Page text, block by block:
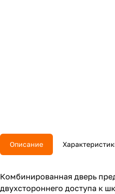
Описание
Комбинированная дверь
двухстороннего доступа к